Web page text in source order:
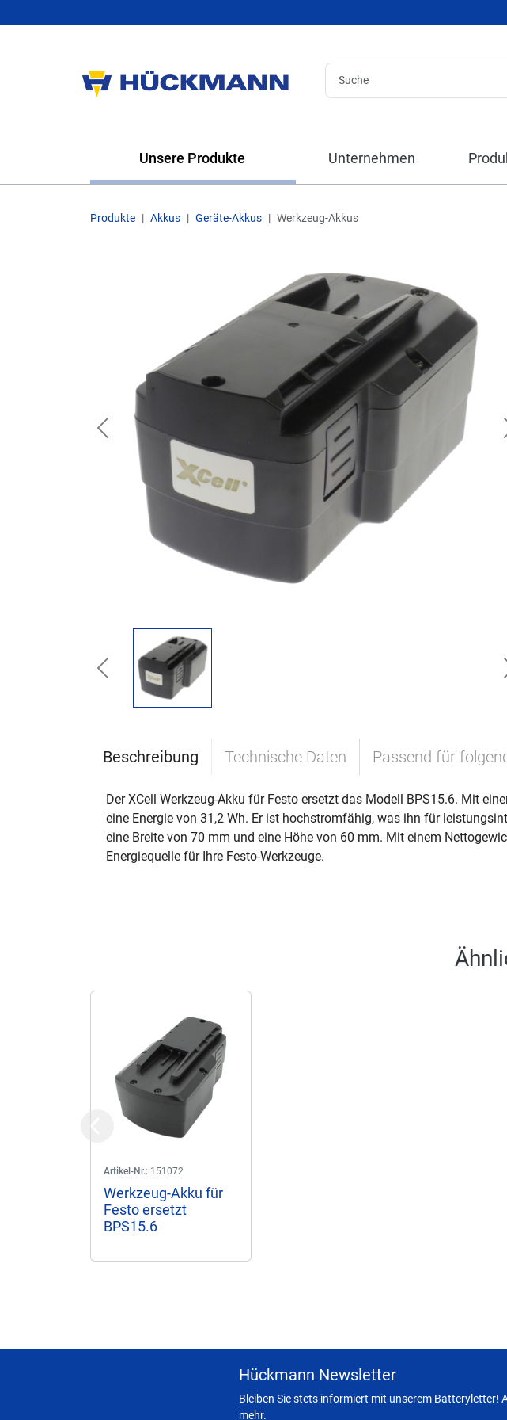
Unsere Produkte Unternehmen
Produkte Akkus Geräte-Akkus Werkzeug-Akkus
Previous
Previous
Beschreibung Technische Daten Passend für
Der XCell Werkzeug-Akku für Festo ersetzt das Modell BPS15.6. Mit
eine Energie von 31,2 Wh. Er ist hochstromfähig, was ihn für
eine Breite von 70 mm und eine Höhe von 60 mm. Mit einem
Energiequelle für Ihre Festo-Werkzeuge.
Artikel-Nr.: 151072
Werkzeug-Akku für
Festo ersetzt
BPS15.6
Previous
Hückmann Newsletter
Bleiben Sie stets informiert mit unserem Batteryletter!
mehr.